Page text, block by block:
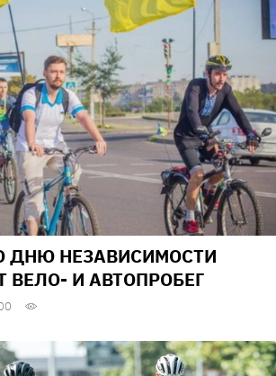
ДНЮ НЕЗАВИСИМОСТИ
ВЕЛО- И АВТОПРОБЕГ